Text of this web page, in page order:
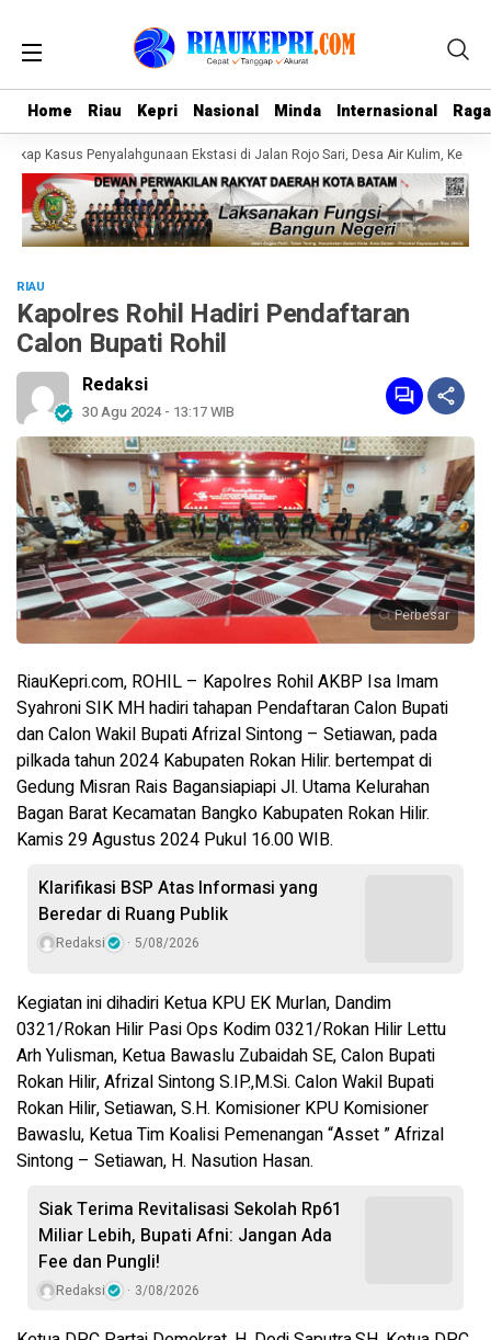
Home Riau Kepri Nasional Minda Internasional
Home Riau Kepri Nasional Minda Internasional
Kasus Penyalahgunaan Ekstasi di Jalan Rojo Sari, Desa Air Kulim,
RIAU
Kapolres Rohil Hadiri Pendaftaran
Calon Bupati Rohil
Redaksi
30 Agu 2024 - 13:17 WIB
Perbesar
RiauKepri.com, ROHIL – Kapolres Rohil AKBP Isa Imam
Syahroni SIK MH hadiri tahapan Pendaftaran Calon Bupati
dan Calon Wakil Bupati Afrizal Sintong – Setiawan, pada
pilkada tahun 2024 Kabupaten Rokan Hilir. bertempat di
Gedung Misran Rais Bagansiapiapi Jl. Utama Kelurahan
Bagan Barat Kecamatan Bangko Kabupaten Rokan Hilir.
Kamis 29 Agustus 2024 Pukul 16.00 WIB.
Klarifikasi BSP Atas Informasi yang
Beredar di Ruang Publik
Redaksi 5/08/2026
Kegiatan ini dihadiri Ketua KPU EK Murlan, Dandim
0321/Rokan Hilir Pasi Ops Kodim 0321/Rokan Hilir Lettu
Arh Yulisman, Ketua Bawaslu Zubaidah SE, Calon Bupati
Rokan Hilir, Afrizal Sintong S.IP.,M.Si. Calon Wakil Bupati
Rokan Hilir, Setiawan, S.H. Komisioner KPU Komisioner
Bawaslu, Ketua Tim Koalisi Pemenangan “Asset ” Afrizal
Sintong – Setiawan, H. Nasution Hasan.
Siak Terima Revitalisasi Sekolah Rp61
Miliar Lebih, Bupati Afni: Jangan Ada
Fee dan Pungli!
Redaksi 3/08/2026